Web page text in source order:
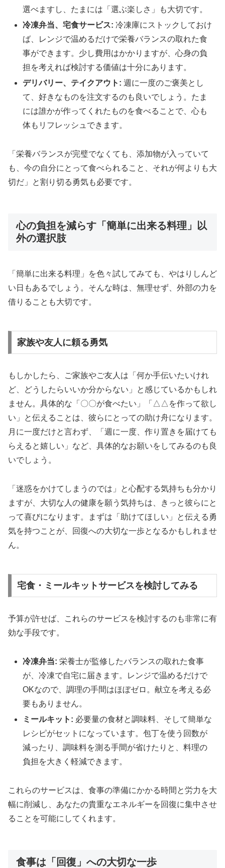
選べますし、たまには「選ぶ楽しさ」も大切です。
冷凍弁当、宅食サービス: 冷凍庫にストックしておけ
ば、レンジで温めるだけで栄養バランスの取れた食
事ができます。少し費用はかかりますが、心身の負
担を考えれば検討する価値は十分にあります。
デリバリー、テイクアウト: 週に一度のご褒美とし
て、好きなものを注文するのも良いでしょう。たま
には誰かが作ってくれたものを食べることで、心も
体もリフレッシュできます。
「栄養バランスが完璧でなくても、添加物が入っていて
も、今の自分にとって食べられること、それが何よりも大
切だ」と割り切る勇気も必要です。
心の負担を減らす「簡単に出来る料理」以
外の選択肢
「簡単に出来る料理」を色々試してみても、やはりしんど
い日もあるでしょう。そんな時は、無理せず、外部の力を
借りることも大切です。
家族や友人に頼る勇気
もしかしたら、ご家族やご友人は「何か手伝いたいけれ
ど、どうしたらいいか分からない」と感じているかもしれ
ません。具体的な「〇〇が食べたい」「△△を作って欲し
い」と伝えることは、彼らにとっての助け舟になります。
月に一度だけと言わず、「週に一度、作り置きを届けても
らえると嬉しい」など、具体的なお願いをしてみるのも良
いでしょう。
「迷惑をかけてしまうのでは」と心配する気持ちも分かり
ますが、大切な人の健康を願う気持ちは、きっと彼らにと
って喜びになります。まずは「助けてほしい」と伝える勇
気を持つことが、回復への大切な一歩となるかもしれませ
ん。
宅食・ミールキットサービスを検討してみる
予算が許せば、これらのサービスを検討するのも非常に有
効な手段です。
冷凍弁当: 栄養士が監修したバランスの取れた食事
が、冷凍で自宅に届きます。レンジで温めるだけで
OKなので、調理の手間はほぼゼロ。献立を考える必
要もありません。
ミールキット: 必要量の食材と調味料、そして簡単な
レシピがセットになっています。包丁を使う回数が
減ったり、調味料を測る手間が省けたりと、料理の
負担を大きく軽減できます。
これらのサービスは、食事の準備にかかる時間と労力を大
幅に削減し、あなたの貴重なエネルギーを回復に集中させ
ることを可能にしてくれます。
食事は「回復」への大切な一歩